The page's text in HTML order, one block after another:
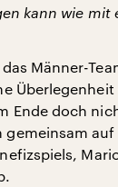
kann wie mit
Männer-
Ende doch
auf